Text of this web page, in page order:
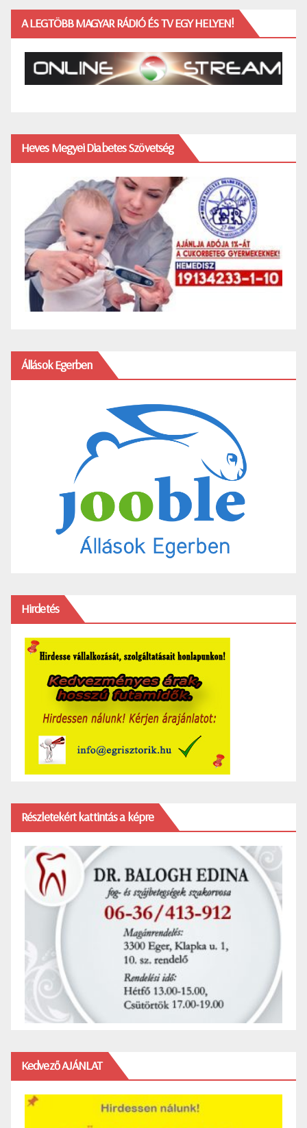
A LEGTÖBB MAGYAR RÁDIÓ ÉS TV EGY HELYEN!
Heves Megyei Diabetes Szövetség
Állások Egerben
Hirdetés
Részletekért kattintás a képre
Kedvező AJÁNLAT